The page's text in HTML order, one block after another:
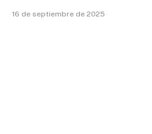
16 de septiembre de 2025